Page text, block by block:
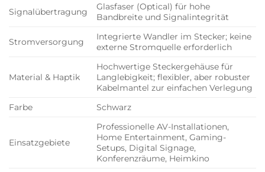
Signalübertragung
Glasfaser (Optical) für hohe
Bandbreite und Signalintegrität
Stromversorgung
Integrierte Wandler im Stecker; keine
externe Stromquelle erforderlich
Material & Haptik
Hochwertige Steckergehäuse für
Langlebigkeit; flexibler, aber robuster
Kabelmantel zur einfachen Verlegung
Farbe
Schwarz
Einsatzgebiete
Professionelle AV-Installationen,
Home Entertainment, Gaming-
Setups, Digital Signage,
Konferenzräume, Heimkino